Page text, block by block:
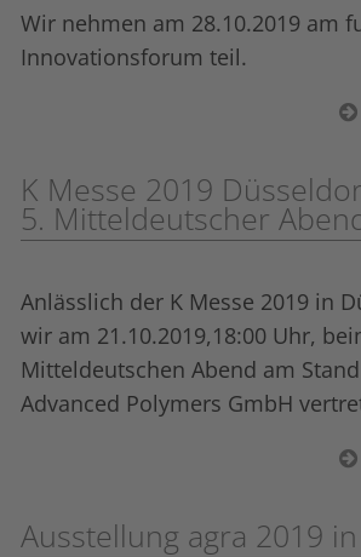
Wir nehmen am 28.10.2019 am
Innovationsforum teil.
K Messe 2019
5. Mitteldeutscher
Anlässlich der K Messe 2019 in
wir am 21.10.2019,18:00 Uhr,
Mitteldeutschen Abend am Stand
Advanced Polymers GmbH
Ausstellung agra 2019